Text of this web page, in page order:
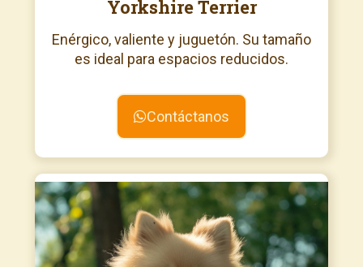
Yorkshire Terrier
Enérgico, valiente y juguetón. Su tamaño
es ideal para espacios reducidos.
Contáctanos